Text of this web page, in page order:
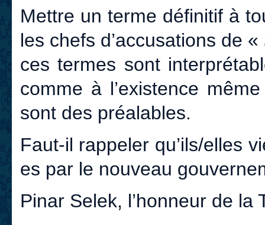
Mettre un terme définitif à
les chefs d’accusations de «
ces termes sont
comme à l’existence
sont des préalables.
Faut-il rappeler qu’ils/elles
es par le nouveau
Pinar Selek, l’honneur de la